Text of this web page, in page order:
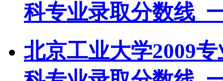
科专业录取分数线_
北京工业大学2009